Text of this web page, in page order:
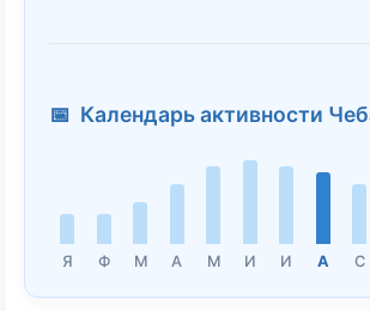
📅 Календарь активности
Я Ф М А М И И А С